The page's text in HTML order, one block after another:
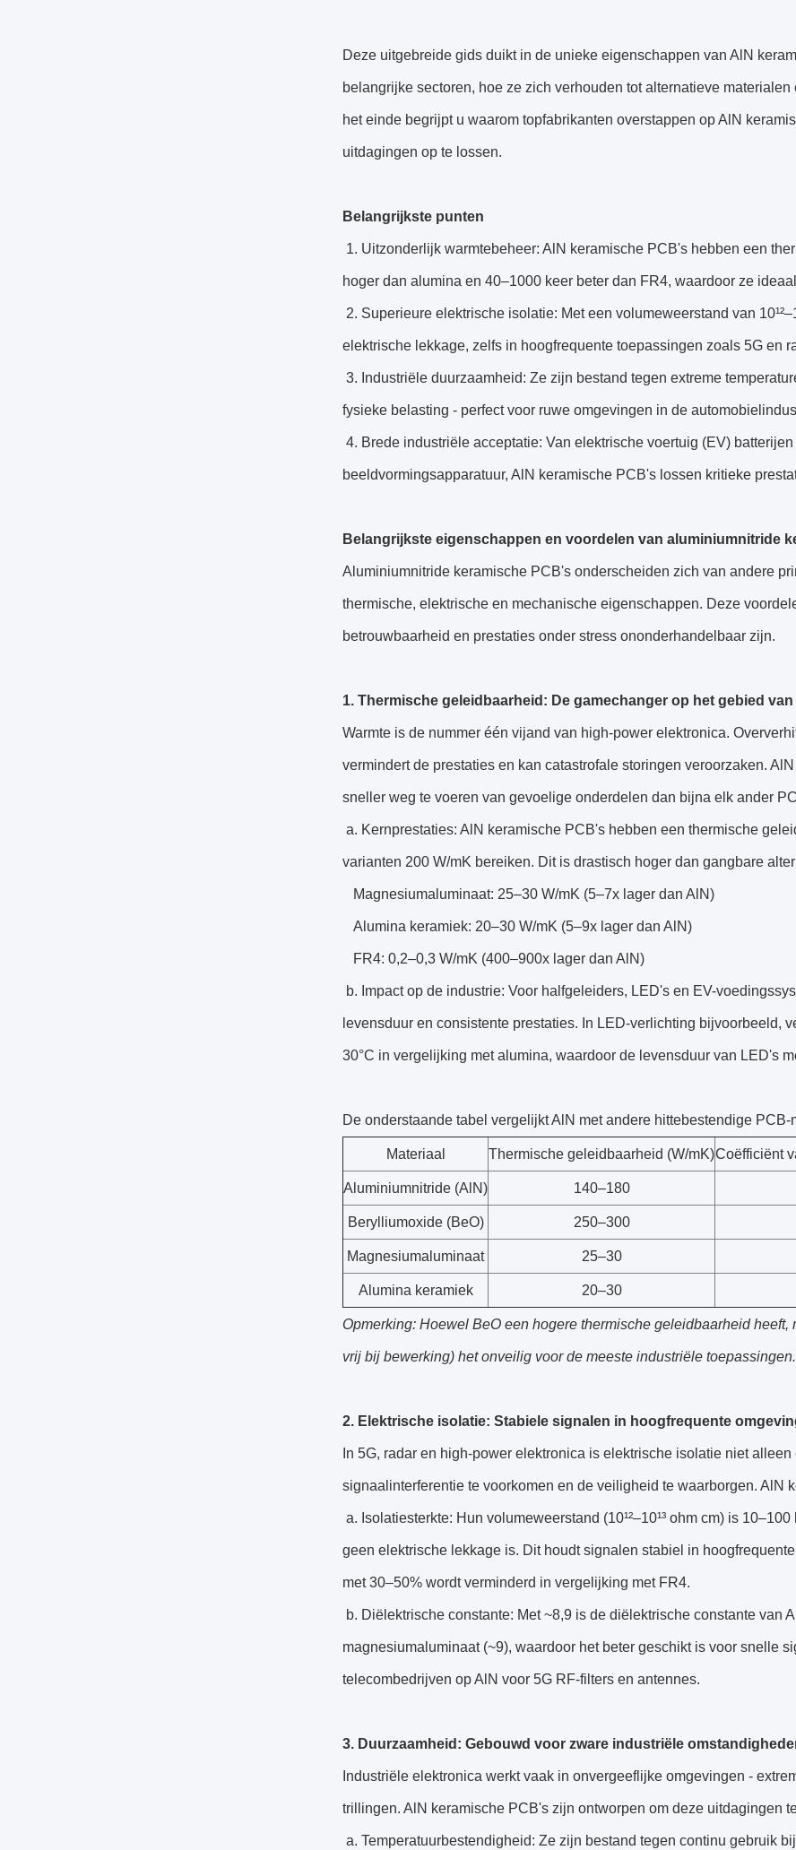
Deze uitgebreide gids duikt in de unieke eigenschappen van AlN
belangrijke sectoren, hoe ze zich verhouden tot alternatieve
het einde begrijpt u waarom topfabrikanten overstappen op AlN
uitdagingen op te lossen.
Belangrijkste punten
1. Uitzonderlijk warmtebeheer: AlN keramische PCB's hebben een
hoger dan alumina en 40–1000 keer beter dan FR4, waardoor ze
2. Superieure elektrische isolatie: Met een volumeweerstand van
elektrische lekkage, zelfs in hoogfrequente toepassingen zoals 5G en
3. Industriële duurzaamheid: Ze zijn bestand tegen extreme
fysieke belasting - perfect voor ruwe omgevingen in de
4. Brede industriële acceptatie: Van elektrische voertuig (EV)
beeldvormingsapparatuur, AlN keramische PCB's lossen kritieke
Belangrijkste eigenschappen en voordelen van aluminiumnitride
Aluminiumnitride keramische PCB's onderscheiden zich van andere
thermische, elektrische en mechanische eigenschappen. Deze
betrouwbaarheid en prestaties onder stress ononderhandelbaar zijn.
1. Thermische geleidbaarheid: De gamechanger op het gebied
Warmte is de nummer één vijand van high-power elektronica.
vermindert de prestaties en kan catastrofale storingen veroorzaken.
sneller weg te voeren van gevoelige onderdelen dan bijna elk ander
a. Kernprestaties: AlN keramische PCB's hebben een thermische
varianten 200 W/mK bereiken. Dit is drastisch hoger dan gangbare
Magnesiumaluminaat: 25–30 W/mK (5–7x lager dan AlN)
Alumina keramiek: 20–30 W/mK (5–9x lager dan AlN)
FR4: 0,2–0,3 W/mK (400–900x lager dan AlN)
b. Impact op de industrie: Voor halfgeleiders, LED's en EV-
levensduur en consistente prestaties. In LED-verlichting bijvoorbeeld,
30°C in vergelijking met alumina, waardoor de levensduur van LED's
De onderstaande tabel vergelijkt AlN met andere hittebestendige PCB-
Materiaal Thermische geleidbaarheid (W/mK)Coëfficiënt
Aluminiumnitride (AlN) 140–180
Berylliumoxide (BeO) 250–300
Magnesiumaluminaat 25–30
Alumina keramiek 20–30
Opmerking: Hoewel BeO een hogere thermische geleidbaarheid
vrij bij bewerking) het onveilig voor de meeste industriële
2. Elektrische isolatie: Stabiele signalen in hoogfrequente
In 5G, radar en high-power elektronica is elektrische isolatie niet
signaalinterferentie te voorkomen en de veiligheid te waarborgen. AlN
a. Isolatiesterkte: Hun volumeweerstand (10¹²–10¹³ ohm cm) is
geen elektrische lekkage is. Dit houdt signalen stabiel in
met 30–50% wordt verminderd in vergelijking met FR4.
b. Diëlektrische constante: Met ~8,9 is de diëlektrische constante van
magnesiumaluminaat (~9), waardoor het beter geschikt is voor snelle
telecombedrijven op AlN voor 5G RF-filters en antennes.
3. Duurzaamheid: Gebouwd voor zware industriële
Industriële elektronica werkt vaak in onvergeeflijke omgevingen -
trillingen. AlN keramische PCB's zijn ontworpen om deze uitdagingen
a. Temperatuurbestendigheid: Ze zijn bestand tegen continu gebruik